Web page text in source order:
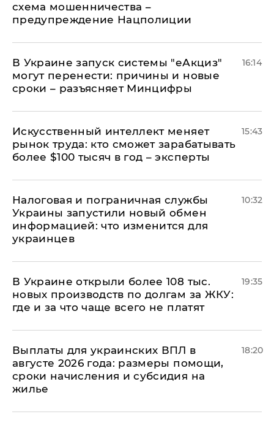
схема мошенничества –
предупреждение Нацполиции
В Украине запуск системы "еАкциз"
могут перенести: причины и новые
сроки – разъясняет Минцифры
16:14
Искусственный интеллект меняет
рынок труда: кто сможет зарабатывать
более $100 тысяч в год – эксперты
15:43
Налоговая и пограничная службы
Украины запустили новый обмен
информацией: что изменится для
украинцев
10:32
В Украине открыли более 108 тыс.
новых производств по долгам за ЖКУ:
где и за что чаще всего не платят
19:35
Выплаты для украинских ВПЛ в
августе 2026 года: размеры помощи,
сроки начисления и субсидия на
жилье
18:20